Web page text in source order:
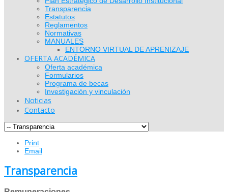
Transparencia
Estatutos
Reglamentos
Normativas
MANUALES
ENTORNO VIRTUAL DE APRENIZAJE
OFERTA ACADÉMICA
Oferta académica
Formularios
Programa de becas
Investigación y vinculación
Noticias
Contacto
Print
Email
Transparencia